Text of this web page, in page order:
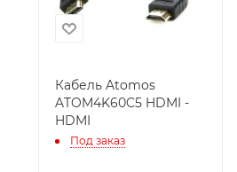
Кабель Atomos
ATOM4K60C5 HDMI -
HDMI
Под заказ